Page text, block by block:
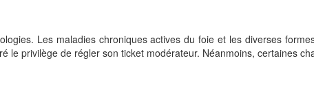
Les maladies chroniques actives du foie et les diverses
le privilège de régler son ticket modérateur. Néanmoins, certaines